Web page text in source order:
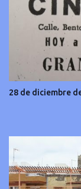
28 de diciembre